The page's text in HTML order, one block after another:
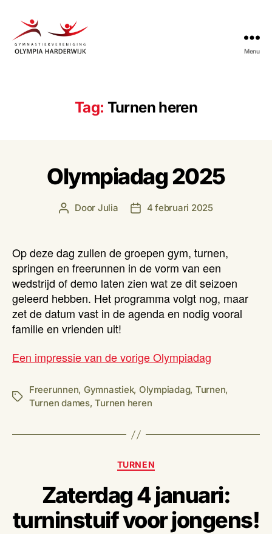
Menu
Tag: Turnen heren
Olympiadag 2025
Berichtauteur
Door Julia Berichtdatum
4 februari 2025
Op deze dag zullen de groepen gym, turnen,
springen en freerunnen in de vorm van een
wedstrijd of demo laten zien wat ze dit seizoen
geleerd hebben. Het programma volgt nog, maar
zet de datum vast in de agenda en nodig vooral
familie en vrienden uit!
Een impressie van de vorige Olympiadag
Tags
Freerunnen, Gymnastiek, Olympiadag, Turnen,
Turnen dames,Turnen heren
Categorieën
TURNEN
Zaterdag 4 januari:
turninstuif voor jongens!